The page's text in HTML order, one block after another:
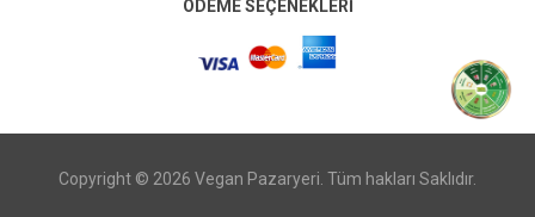
ÖDEME SEÇENEKLERI
Copyright © 2026 Vegan Pazaryeri. Tüm hakları Saklıdır.